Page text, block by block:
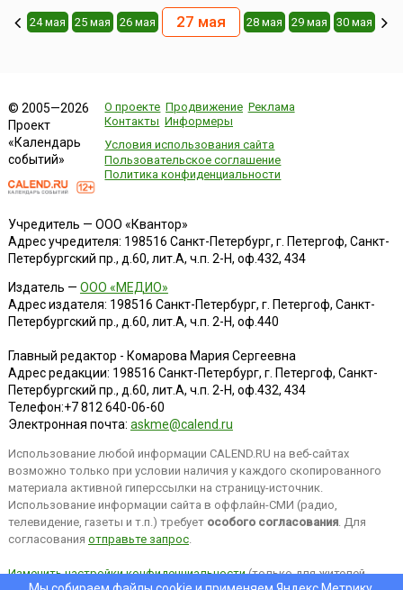
24 мая 25 мая 26 мая 27 мая 28 мая 29 мая 30 мая
© 2005—2026
Проект
«Календарь
событий»
О проекте Продвижение Реклама
Контакты Информеры
Условия использования сайта
Пользовательское соглашение
Политика конфиденциальности
Учредитель — ООО «Квантор»
Адрес учредителя: 198516 Санкт-Петербург, г. Петергоф, Санкт-
Петербургский пр., д.60, лит.А, ч.п. 2-Н, оф.432, 434
Издатель — ООО «МЕДИО»
Адрес издателя: 198516 Санкт-Петербург, г. Петергоф, Санкт-
Петербургский пр., д.60, лит.А, ч.п. 2-Н, оф.440
Главный редактор - Комарова Мария Сергеевна
Адрес редакции: 198516 Санкт-Петербург, г. Петергоф, Санкт-
Петербургский пр., д.60, лит.А, ч.п. 2-Н, оф.432, 434
Телефон:+7 812 640-06-60
Электронная почта: askme@calend.ru
Использование любой информации CALEND.RU на веб-сайтах
возможно только при условии наличия у каждого скопированного
материала активной гиперссылки на страницу-источник.
Использование информации сайта в оффлайн-СМИ (радио,
телевидение, газеты и т.п.) требует особого согласования. Для
согласования отправьте запрос.
Изменить настройки конфиденциальности(только для жителей